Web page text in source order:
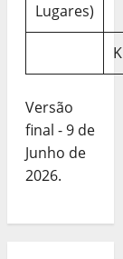
Lugares)
Versão
final - 9 de
Junho de
2026.